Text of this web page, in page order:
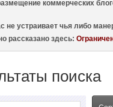
коммерческих
не устраивает чья либо
рассказано здесь:
поиска